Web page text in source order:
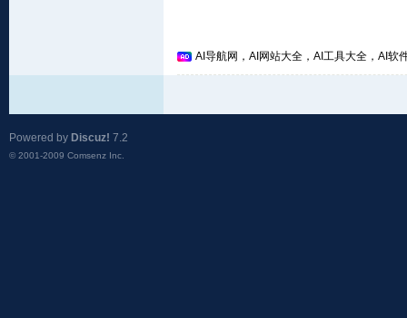
AI导航网，AI网站大全，AI工具大全，AI软
Powered by Discuz! 7.2
© 2001-2009 Comsenz Inc.